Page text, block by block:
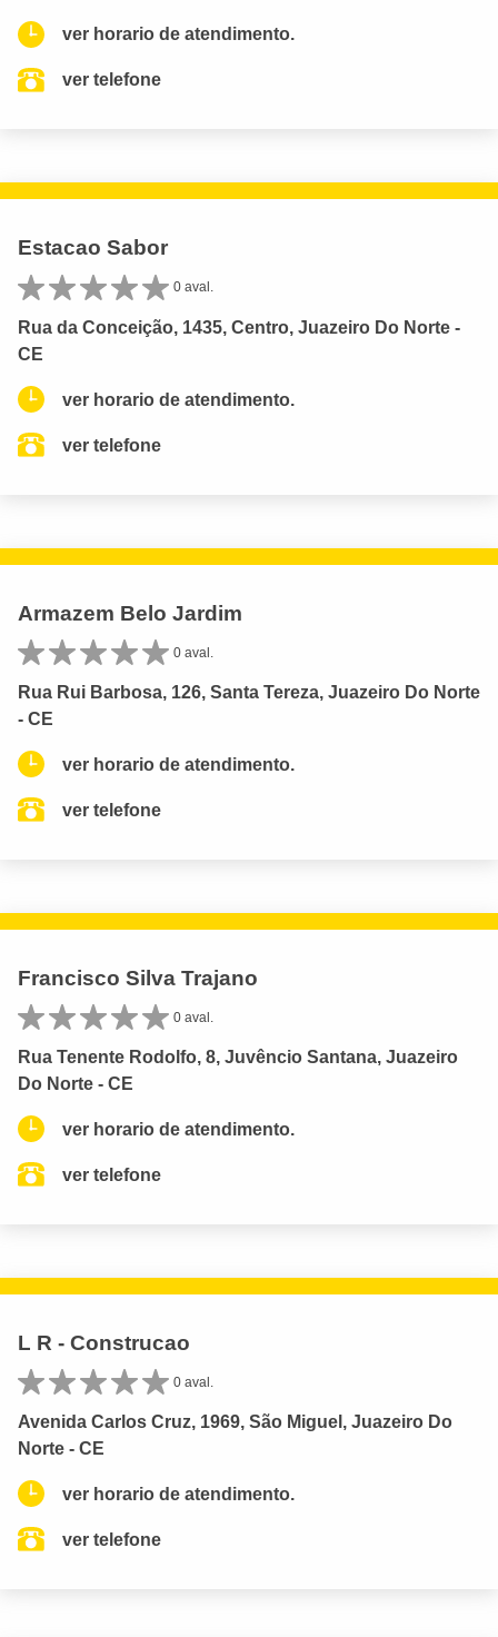
ver horario de atendimento.
ver telefone
Estacao Sabor
0 aval.
Rua da Conceição, 1435, Centro, Juazeiro Do Norte -
CE
ver horario de atendimento.
ver telefone
Armazem Belo Jardim
0 aval.
Rua Rui Barbosa, 126, Santa Tereza, Juazeiro Do Norte
- CE
ver horario de atendimento.
ver telefone
Francisco Silva Trajano
0 aval.
Rua Tenente Rodolfo, 8, Juvêncio Santana, Juazeiro
Do Norte - CE
ver horario de atendimento.
ver telefone
L R - Construcao
0 aval.
Avenida Carlos Cruz, 1969, São Miguel, Juazeiro Do
Norte - CE
ver horario de atendimento.
ver telefone